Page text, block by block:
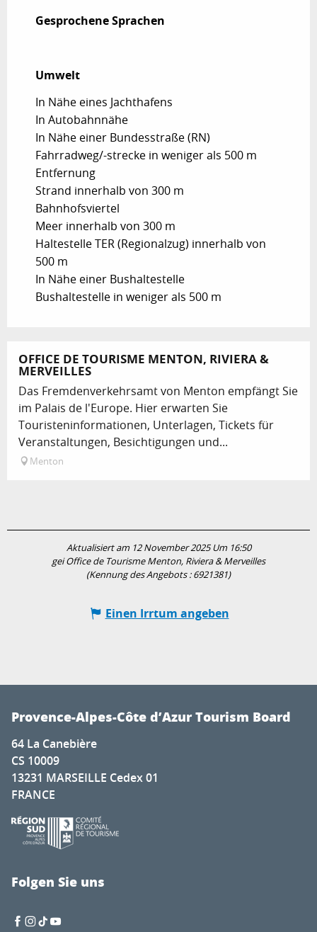
Gesprochene Sprachen
Gesprochene Sprachen
Umwelt
Umwelt
In Nähe eines Jachthafens
In Autobahnnähe
In Nähe einer Bundesstraße (RN)
Fahrradweg/-strecke in weniger als 500 m
Entfernung
Strand innerhalb von 300 m
Bahnhofsviertel
Meer innerhalb von 300 m
Haltestelle TER (Regionalzug) innerhalb von
500 m
In Nähe einer Bushaltestelle
Bushaltestelle in weniger als 500 m
OFFICE DE TOURISME MENTON, RIVIERA &
MERVEILLES
Das Fremdenverkehrsamt von Menton empfängt Sie
im Palais de l'Europe. Hier erwarten Sie
Touristeninformationen, Unterlagen, Tickets für
Veranstaltungen, Besichtigungen und...
Menton
Aktualisiert am 12 November 2025 Um 16:50
gei Office de Tourisme Menton, Riviera & Merveilles
(Kennung des Angebots :6921381)
Einen Irrtum angeben
Provence-Alpes-Côte d’Azur Tourism Board
64 La Canebière
CS 10009
13231 MARSEILLE Cedex 01
FRANCE
Folgen Sie uns